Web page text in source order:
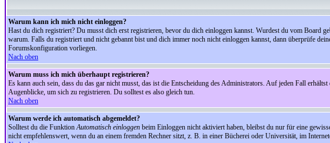
Warum kann ich mich nicht einloggen?
Hast du dich registriert? Du musst dich erst registrieren, bevor du dich einloggen kannst. Wurdest du vom Board
warum. Falls du registriert und nicht gebannt bist und dich immer noch nicht einloggen kannst, dann überprüfe
Forumskonfiguration vorliegen.
Nach oben
Warum muss ich mich überhaupt registrieren?
Es kann auch sein, dass du das gar nicht musst, das ist die Entscheidung des Administrators. Auf jeden Fall
Augenblicke, um sich zu registrieren. Du solltest es also gleich tun.
Nach oben
Warum werde ich automatisch abgemeldet?
Solltest du die FunktionAutomatisch einloggen beim Einloggen nicht aktiviert haben, bleibst du nur für eine
nicht empfehlenswert, wenn du an einem fremden Rechner sitzt, z. B. in einer Bücherei oder Universität, im